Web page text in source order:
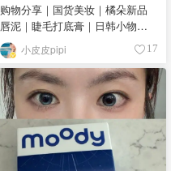
购物分享｜国货美妆｜橘朵新品
唇泥｜睫毛打底膏｜日韩小物｜
眼线笔｜美甲DIY💅
小皮皮pipi 17